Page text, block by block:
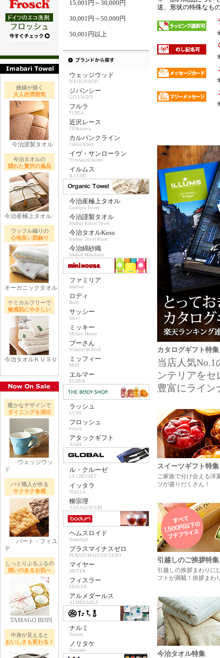
曲線が描く
大人的雰囲気
今治謹製タオル
今治タオルの
隠れた贅沢の逸品
今治産極上タオル
ワッフル織りの
心地良い肌触り
オーガニックタオル
ケミカルフリーで
敏感肌にやさしい
今治タオルＫＵＳＵ
暖かなデザインで
ダイニングを演出
ウェッジウッ
ド
パイ職人が作る
サクサク食感
パート・フィユ
テ
しっとりぷるぷるの
潤いのあるお肌へ
TAMAGO BIJIN
中身が見えると
おいしさも変わる！
15,001円～30,000円
30,001円～50,000円
50,001円以上
ウェッジウッド
WEDGWOOD
ジバンシー
GIVENCHY
フルラ
FURLA
近沢レース
CHikazawa
カルバンクライン
Calvin Klein
イヴ・サンローラン
YvesSaintLaurent
イルムス
ILLUMS
今治産極上タオル
Gokujou Towel
今治謹製タオル
Imabari Kinsei Towel
今治タオルKusu
Imabari Towel Kusu
今治綿紗織
Imabari Menshaori
ファミリア
familiar
ロディ
Rody
サッシー
Sassy
ミッキー
Mickey Mouse
プーさん
Winnie the Pooh
ミッフィー
Miffy
エルマー
ELMER
ラッシュ
LUSH
フロッシュ
Frosch
アタックギフト
Attack
ル・クルーゼ
LE CREUSET
イッタラ
ITALLA
柳宗理
YANAGI SOURI
ヘムスロイド
Hemslojd
プラスマイナスゼロ
PURASUMAINASUZERO
マイヤー
MEYER
フィスラー
FISSLER
アルメダールス
ALMEDAHLS
ナルミ
Narumi
ノリタケ
Noritake
送、形状の特殊なも
カタログギフト特集
当店人気
ンテリアを
豊富にライン
スイーツギフト特集
ご家族で分け合える洋
ツが盛りだくさん！
引越しのご挨拶特集
引越しの挨拶まわりに
フトが満載！挨拶まわ
今治タオル特集